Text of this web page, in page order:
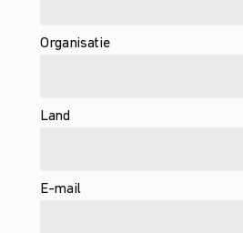
Organisatie
Land
E-mail